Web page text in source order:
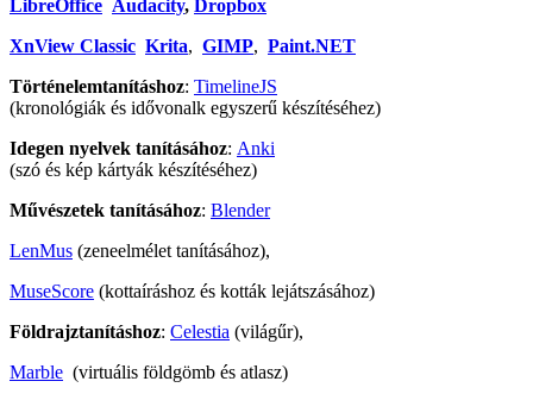
LibreOffice Audacity, Dropbox
XnView Classic Krita, GIMP, Paint.NET
Történelemtanításhoz: TimelineJS
(kronológiák és idővonalk egyszerű készítéséhez)
Idegen nyelvek tanításához: Anki
(szó és kép kártyák készítéséhez)
Művészetek tanításához: Blender
LenMus (zeneelmélet tanításához),
MuseScore (kottaíráshoz és kották lejátszásához)
Földrajztanításhoz: Celestia (világűr),
Marble (virtuális földgömb és atlasz)